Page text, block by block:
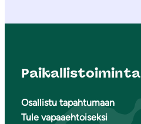
Paikallistoiminta
Osallistu tapahtumaan
Tule vapaaehtoiseksi